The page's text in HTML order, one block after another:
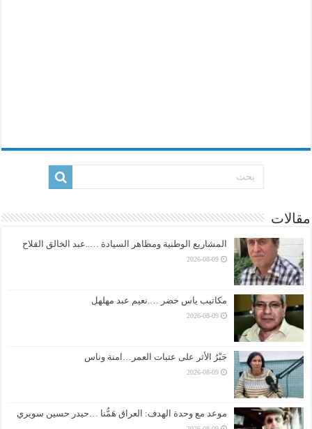
مقالات
المشاريع الوطنية ومظاهر السيادة …..عبد الخالق الفلاح
2026-08-09
مكاتيب ياس خضر ….نعيم عبد مهلهل
2026-08-09
جَبْرُ الأثر على عتبات العمر…امنة وناس
2026-08-09
موعد مع وحدة الهدف: العراق هَمُّنا …حيدر حسين سويري